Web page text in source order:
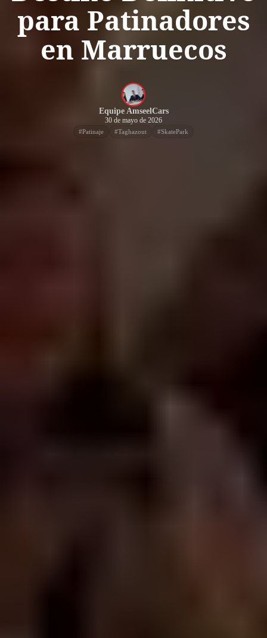
para Patinadores
en Marruecos
Equipe AmseelCars
30 de mayo de 2026
#Patinaje #Taghazout #SkatePark